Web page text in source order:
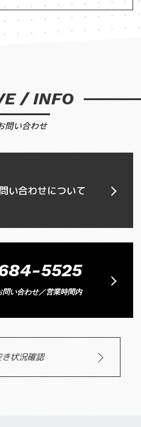
/ INFO
問い合わせ
い合わせについて
5525
い合わせ／営業時間内
き状況確認